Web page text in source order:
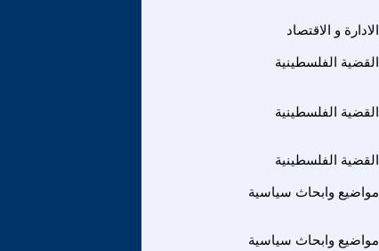
الادارة و الاقتصاد
القضية الفلسطينية
القضية الفلسطينية
القضية الفلسطينية
مواضيع وابحاث سياسية
مواضيع وابحاث سياسية